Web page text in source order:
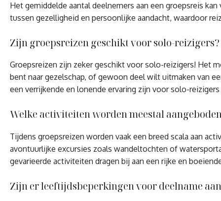
Het gemiddelde aantal deelnemers aan een groepsreis
tussen gezelligheid en persoonlijke aandacht, waardoor
Zijn groepsreizen geschikt voor solo-reizigers?
Groepsreizen zijn zeker geschikt voor solo-reizigers! Het
bent naar gezelschap, of gewoon deel wilt uitmaken van
een verrijkende en lonende ervaring zijn voor solo-
Welke activiteiten worden meestal
Tijdens groepsreizen worden vaak een breed scala aan
avontuurlijke excursies zoals wandeltochten of
gevarieerde activiteiten dragen bij aan een rijke en
Zijn er leeftijdsbeperkingen voor deelname